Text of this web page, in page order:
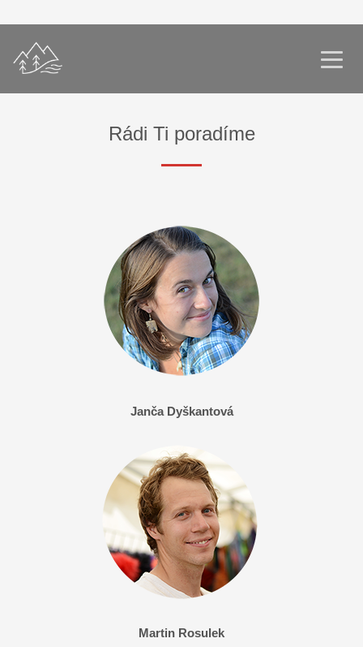
Rádi Ti poradíme
Janča Dyškantová
Martin Rosulek